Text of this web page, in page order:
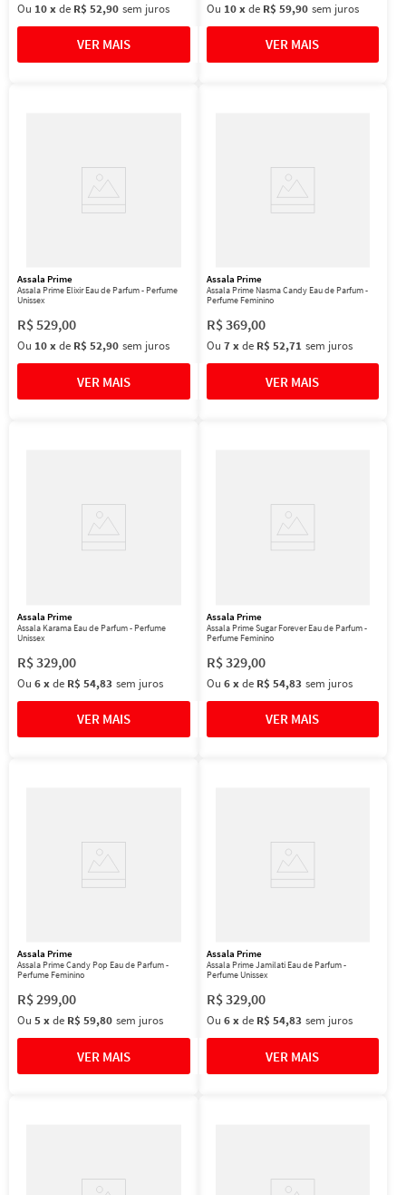
Ou 10xde R$ 52,90 sem juros Ou 10 xde R$ 59,90 sem juros
Assala Prime
Assala Prime Elixir Eau de Parfum - Perfume
Unissex
R$529,00
Ou 10xde R$ 52,90 sem juros
Assala Prime
Assala Prime Nasma Candy Eau de Parfum -
Perfume Feminino
R$369,00
Ou 7 xde R$ 52,71 sem juros
Assala Prime
Assala Karama Eau de Parfum - Perfume
Unissex
R$329,00
Ou 6xde R$ 54,83 sem juros
Assala Prime
Assala Prime Sugar Forever Eau de Parfum -
Perfume Feminino
R$329,00
Ou 6 xde R$ 54,83 sem juros
Assala Prime
Assala Prime Candy Pop Eau de Parfum -
Perfume Feminino
R$299,00
Ou 5xde R$ 59,80 sem juros
Assala Prime
Assala Prime Jamilati Eau de Parfum -
Perfume Unissex
R$329,00
Ou 6 xde R$ 54,83 sem juros